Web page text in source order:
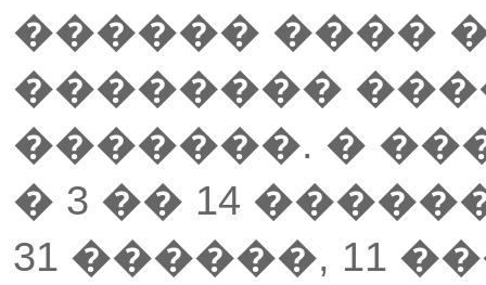
������ ����
��������
�������. �
� 3 �� 14
31 ������, 11